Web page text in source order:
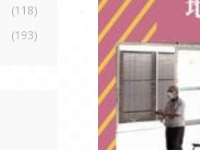
(118)
(193)